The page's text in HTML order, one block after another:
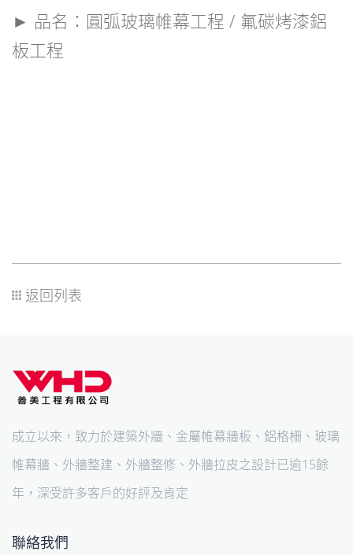
► 品名：圓弧玻璃帷幕工程 / 氟碳烤漆鋁
板工程
返回列表
成立以來，致力於建築外牆、金屬帷幕牆板、鋁格柵、玻璃
帷幕牆、外牆整建、外牆整修、外牆拉皮之設計已逾15餘
年，深受許多客戶的好評及肯定
聯絡我們